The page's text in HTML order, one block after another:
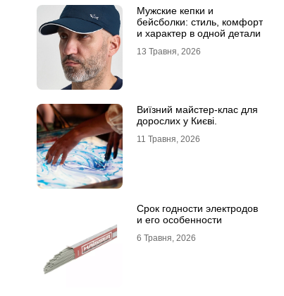
Мужские кепки и
бейсболки: стиль, комфорт
и характер в одной детали
13 Травня, 2026
Виїзний майстер-клас для
дорослих у Києві.
11 Травня, 2026
Срок годности электродов
и его особенности
6 Травня, 2026